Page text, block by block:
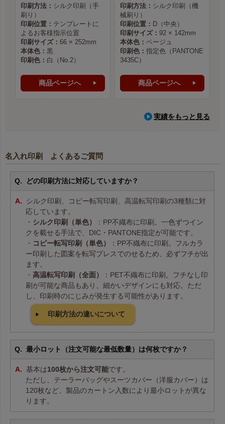
印刷方法： シルク印刷（手
刷り）
印刷位置： テンプレートに
よるお客様指示位置
印刷サイズ： 66 × 252mm
本体色： 黒
印刷色： 白（No.2）
商品ページへ
印刷方法： シルク印刷（機
械刷り）
印刷位置： D（中央）
印刷サイズ： 92 × 142mm
本体色： ベージュ
印刷色： 指定色（PANTONE
3435C）
商品ページへ
実績をもっと見る
名入れ印刷 よくあるご質問
どの印刷方法に対応していますか？
シルク印刷、コピー転写印刷、高温転写印刷の3種類に対
応しています。
・ シルク印刷（単色）
：PP不織布に印刷。一色ずつイン
クを載せる手法で、DIC・PANTONE指定が可能です。
・ コピー転写印刷（単色）
：PP不織布に印刷。フルカラ
ー印刷した図案を転写プレスでのせるため、必ずフチが出
ます。
・ 高温転写印刷（全面）
：PET不織布に印刷。フチなし印
刷が可能な商品もあり、細かいデザインにも対応。ただ
し、印刷時のにじみが発生する可能性があります。
印刷方法の違いについて
最小ロット（注文可能な最低数量）は何枚ですか？
基本は100枚から注文可能です。
ただし、テーラーバッグやスーツカバー（洋服カバー）は
120枚など、製品のカートン入数により最小ロットが異な
ります。